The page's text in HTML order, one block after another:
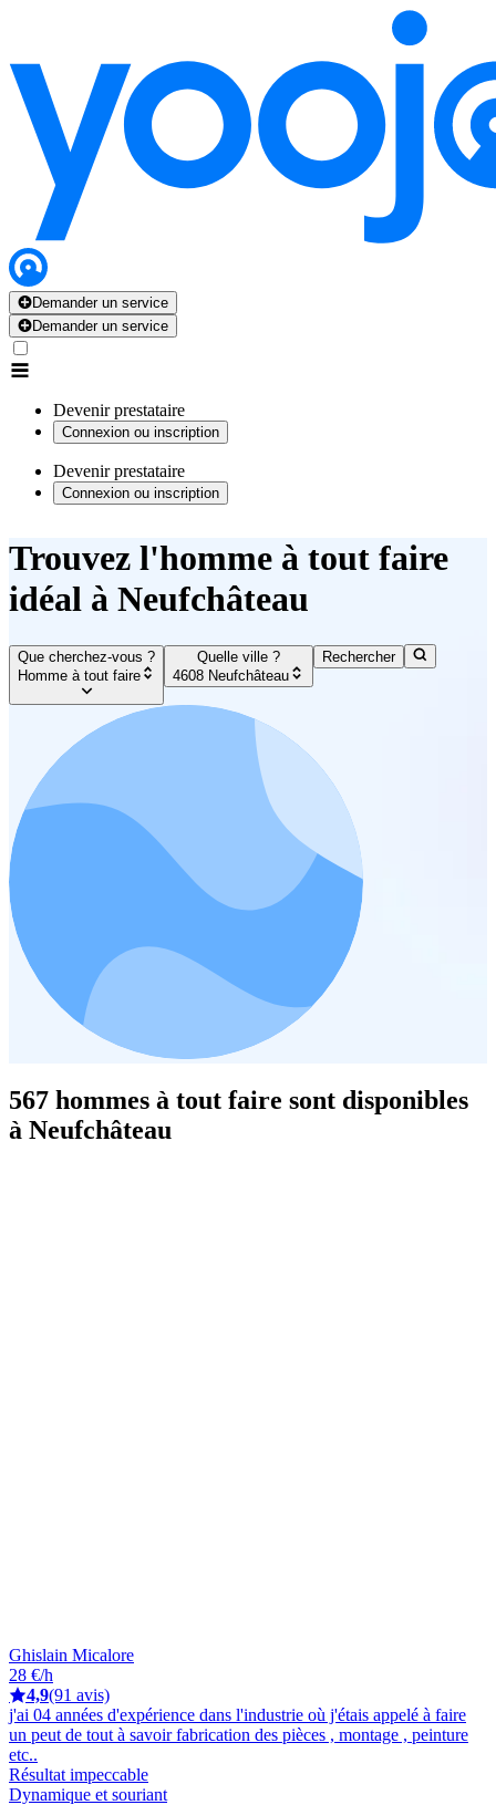
Demander un service
Demander un service
Devenir prestataire
Connexion ou inscription
Devenir prestataire
Connexion ou inscription
Trouvez l'homme à tout faire
idéal à Neufchâteau
Que cherchez-vous ?
Homme à tout faire
Quelle ville ?
4608 Neufchâteau
Rechercher
567 hommes à tout faire sont disponibles
à Neufchâteau
Ghislain Micalore
28 €/h
4,9(91 avis)
j'ai 04 années d'expérience dans l'industrie où j'étais appelé à faire
un peut de tout à savoir fabrication des pièces , montage , peinture
etc..
Résultat impeccable
Dynamique et souriant